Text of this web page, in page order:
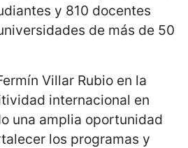
y 810 docentes
de más de 50
Villar Rubio en la
internacional en
una amplia oportunidad
los programas y